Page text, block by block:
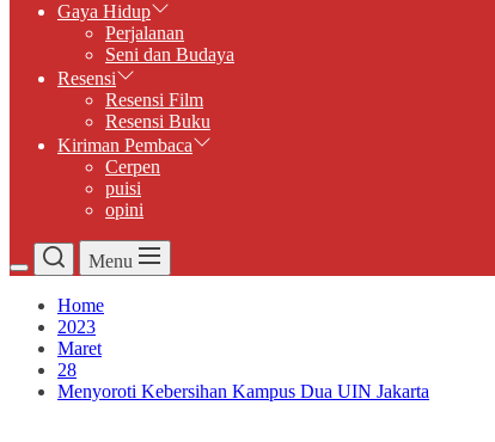
Gaya Hidup
Perjalanan
Seni dan Budaya
Resensi
Resensi Film
Resensi Buku
Kiriman Pembaca
Cerpen
puisi
opini
Menu
Home
2023
Maret
28
Menyoroti Kebersihan Kampus Dua UIN Jakarta